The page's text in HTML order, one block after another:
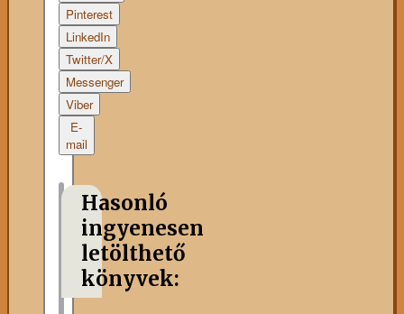
Pinterest
LinkedIn
Twitter/X
Messenger
Viber
E-
mail
Hasonló
ingyenesen
letölthető
könyvek: